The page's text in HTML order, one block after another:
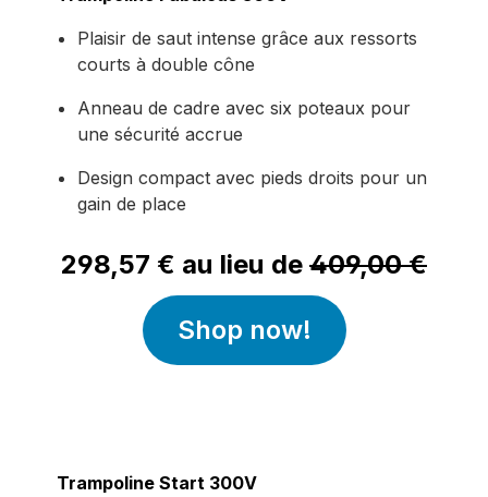
Plaisir de saut intense grâce aux ressorts
courts à double cône
Anneau de cadre avec six poteaux pour
une sécurité accrue
Design compact avec pieds droits pour un
gain de place
298,57 € au lieu de 409,00 €
Shop now!
Trampoline Start 300V